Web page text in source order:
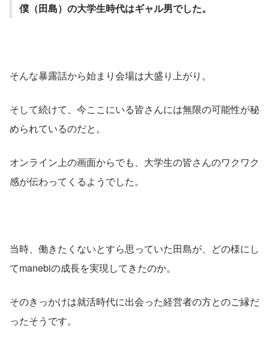
僕（田島）の大学生時代はギャル男でした。
そんな暴露話から始まり会場は大盛り上がり。
そして続けて、今ここにいる皆さんには無限の可能性が秘
められているのだと。
オンライン上の画面からでも、大学生の皆さんのワクワク
感が伝わってくるようでした。
当時、働きたくないとすら思っていた田島が、どの様にし
てmanebiの成長を実現してきたのか。
そのきっかけは就活時代に出会った経営者の方とのご縁だ
ったそうです。